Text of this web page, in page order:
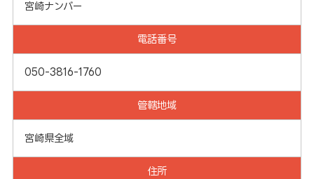
宮崎ナンバー
電話番号
050-3816-1760
管轄地域
宮崎県全域
住所